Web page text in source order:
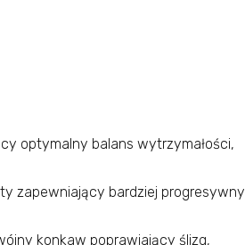
optymalny balans wytrzymałości,
zapewniający bardziej progresywny
konkaw poprawiający ślizg,